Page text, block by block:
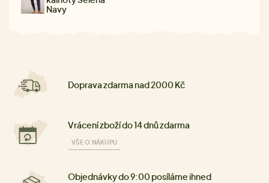
Navy
Doprava zdarma nad 2000 Kč
Vrácení zboží do 14 dnů zdarma
VŠE O NÁKUPU
Objednávky do 9:00 posíláme ihned